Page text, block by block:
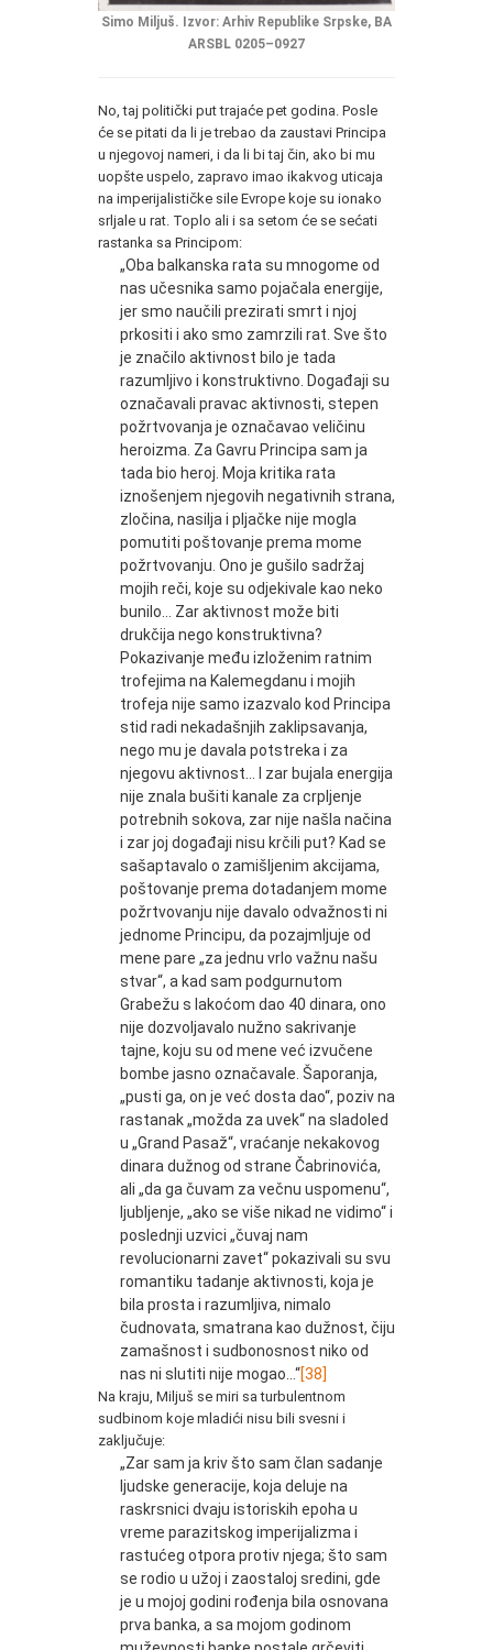
Simo Miljuš. Izvor: Arhiv Republike Srpske, BA
ARSBL 0205–0927
No, taj politički put trajaće pet godina. Posle
će se pitati da li je trebao da zaustavi Principa
u njegovoj nameri, i da li bi taj čin, ako bi mu
uopšte uspelo, zapravo imao ikakvog uticaja
na imperijalističke sile Evrope koje su ionako
srljale u rat. Toplo ali i sa setom će se sećati
rastanka sa Principom:
„Oba balkanska rata su mnogome od
nas učesnika samo pojačala energije,
jer smo naučili prezirati smrt i njoj
prkositi i ako smo zamrzili rat. Sve što
je značilo aktivnost bilo je tada
razumljivo i konstruktivno. Događaji su
označavali pravac aktivnosti, stepen
požrtvovanja je označavao veličinu
heroizma. Za Gavru Principa sam ja
tada bio heroj. Moja kritika rata
iznošenjem njegovih negativnih strana,
zločina, nasilja i pljačke nije mogla
pomutiti poštovanje prema mome
požrtvovanju. Ono je gušilo sadržaj
mojih reči, koje su odjekivale kao neko
bunilo... Zar aktivnost može biti
drukčija nego konstruktivna?
Pokazivanje među izloženim ratnim
trofejima na Kalemegdanu i mojih
trofeja nije samo izazvalo kod Principa
stid radi nekadašnjih zaklipsavanja,
nego mu je davala potstreka i za
njegovu aktivnost... I zar bujala energija
nije znala bušiti kanale za crpljenje
potrebnih sokova, zar nije našla načina
i zar joj događaji nisu krčili put? Kad se
sašaptavalo o zamišljenim akcijama,
poštovanje prema dotadanjem mome
požrtvovanju nije davalo odvažnosti ni
jednome Principu, da pozajmljuje od
mene pare „za jednu vrlo važnu našu
stvar“, a kad sam podgurnutom
Grabežu s lakoćom dao 40 dinara, ono
nije dozvoljavalo nužno sakrivanje
tajne, koju su od mene već izvučene
bombe jasno označavale. Šaporanja,
„pusti ga, on je već dosta dao“, poziv na
rastanak „možda za uvek“ na sladoled
u „Grand Pasaž“, vraćanje nekakovog
dinara dužnog od strane Čabrinovića,
ali „da ga čuvam za večnu uspomenu“,
ljubljenje, „ako se više nikad ne vidimo“ i
poslednji uzvici „čuvaj nam
revolucionarni zavet“ pokazivali su svu
romantiku tadanje aktivnosti, koja je
bila prosta i razumljiva, nimalo
čudnovata, smatrana kao dužnost, čiju
zamašnost i sudbonosnost niko od
nas ni slutiti nije mogao...“[38]
Na kraju, Miljuš se miri sa turbulentnom
sudbinom koje mladići nisu bili svesni i
zaključuje:
„Zar sam ja kriv što sam član sadanje
ljudske generacije, koja deluje na
raskrsnici dvaju istoriskih epoha u
vreme parazitskog imperijalizma i
rastućeg otpora protiv njega; što sam
se rodio u užoj i zaostaloj sredini, gde
je u mojoj godini rođenja bila osnovana
prva banka, a sa mojom godinom